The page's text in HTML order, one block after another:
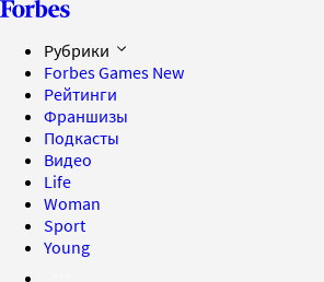
Рубрики
Forbes Games New
Рейтинги
Франшизы
Подкасты
Видео
Life
Woman
Sport
Young